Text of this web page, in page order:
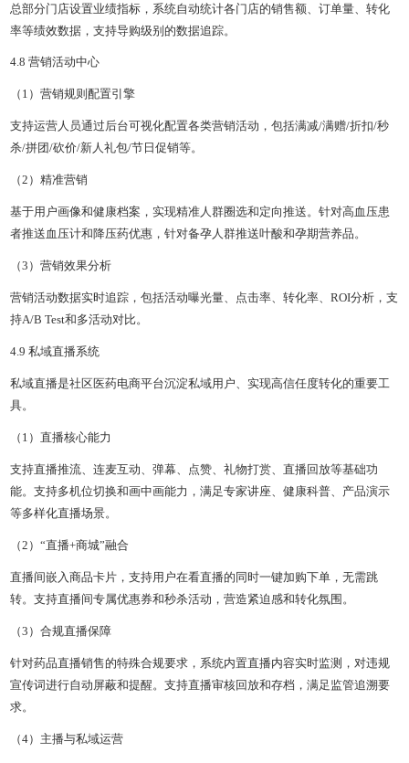
总部分门店设置业绩指标，系统自动统计各门店的销售额、订单量、转化
率等绩效数据，支持导购级别的数据追踪。
4.8 营销活动中心
（1）营销规则配置引擎
支持运营人员通过后台可视化配置各类营销活动，包括满减/满赠/折扣/秒
杀/拼团/砍价/新人礼包/节日促销等。
（2）精准营销
基于用户画像和健康档案，实现精准人群圈选和定向推送。针对高血压患
者推送血压计和降压药优惠，针对备孕人群推送叶酸和孕期营养品。
（3）营销效果分析
营销活动数据实时追踪，包括活动曝光量、点击率、转化率、ROI分析，支
持A/B Test和多活动对比。
4.9 私域直播系统
私域直播是社区医药电商平台沉淀私域用户、实现高信任度转化的重要工
具。
（1）直播核心能力
支持直播推流、连麦互动、弹幕、点赞、礼物打赏、直播回放等基础功
能。支持多机位切换和画中画能力，满足专家讲座、健康科普、产品演示
等多样化直播场景。
（2）“直播+商城”融合
直播间嵌入商品卡片，支持用户在看直播的同时一键加购下单，无需跳
转。支持直播间专属优惠券和秒杀活动，营造紧迫感和转化氛围。
（3）合规直播保障
针对药品直播销售的特殊合规要求，系统内置直播内容实时监测，对违规
宣传词进行自动屏蔽和提醒。支持直播审核回放和存档，满足监管追溯要
求。
（4）主播与私域运营